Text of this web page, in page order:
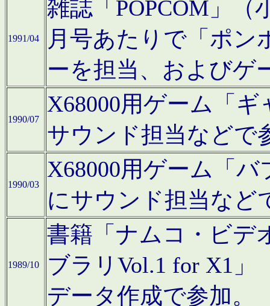
1991/04
雑誌「POPCOM」（
月号あたりで「ポン
ーを担当、およびゲ
1990/07
X68000用ゲーム「
サウンド担当などで
1990/03
X68000用ゲーム「
にサウンド担当など
1989/10
書籍「ナムコ・ビデ
ブラリVol.1 for X1」
データ作成で参加。